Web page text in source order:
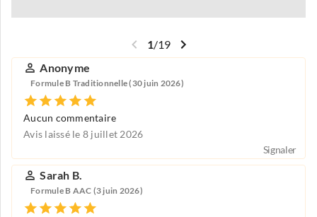
1/19
Anonyme
Formule B Traditionnelle (30 juin 2026)
Aucun commentaire
Avis laissé le 8 juillet 2026
Signaler
Sarah B.
Formule B AAC (3 juin 2026)